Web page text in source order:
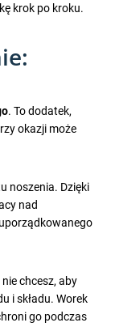
krok po kroku.
. To dodatek,
okazji może
noszenia. Dzięki
nad
chcesz, aby
i składu. Worek
go podczas